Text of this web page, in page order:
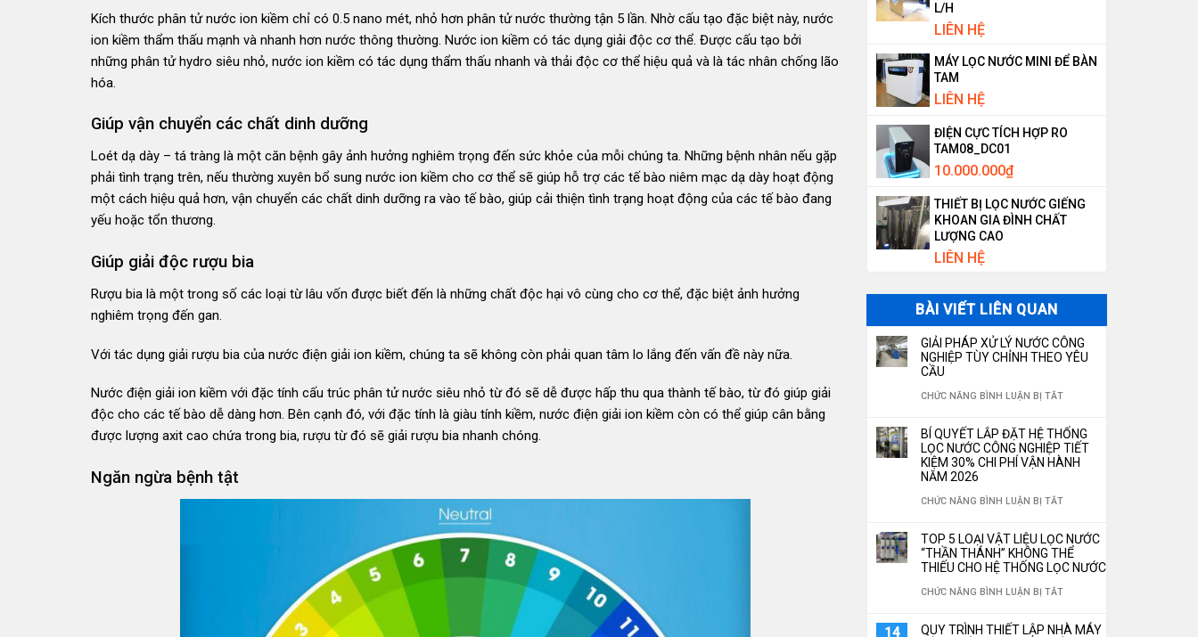
Kích thước phân tử nước ion kiềm chỉ có 0.5 nano mét, nhỏ hơn phân tử nước thường tận 5 lần. Nhờ cấu tạo đặc biệt này, nước
ion kiềm thẩm thấu mạnh và nhanh hơn nước thông thường. Nước ion kiềm có tác dụng giải độc cơ thể. Được cấu tạo bởi
những phân tử hydro siêu nhỏ, nước ion kiềm có tác dụng thẩm thấu nhanh và thải độc cơ thể hiệu quả và là tác nhân chống lão
hóa.
Giúp vận chuyển các chất dinh dưỡng
Loét dạ dày – tá tràng là một căn bệnh gây ảnh hưởng nghiêm trọng đến sức khỏe của mỗi chúng ta. Những bệnh nhân nếu gặp
phải tình trạng trên, nếu thường xuyên bổ sung nước ion kiềm cho cơ thể sẽ giúp hỗ trợ các tế bào niêm mạc dạ dày hoạt động
một cách hiệu quả hơn, vận chuyển các chất dinh dưỡng ra vào tế bào, giúp cải thiện tình trạng hoạt động của các tế bào đang
yếu hoặc tổn thương.
Giúp giải độc rượu bia
Rượu bia là một trong số các loại từ lâu vốn được biết đến là những chất độc hại vô cùng cho cơ thể, đặc biệt ảnh hưởng
nghiêm trọng đến gan.
Với tác dụng giải rượu bia của nước điện giải ion kiềm, chúng ta sẽ không còn phải quan tâm lo lắng đến vấn đề này nữa.
Nước điện giải ion kiềm với đặc tính cấu trúc phân tử nước siêu nhỏ từ đó sẽ dễ được hấp thu qua thành tế bào, từ đó giúp giải
độc cho các tế bào dễ dàng hơn. Bên cạnh đó, với đặc tính là giàu tính kiềm, nước điện giải ion kiềm còn có thể giúp cân bằng
được lượng axit cao chứa trong bia, rượu từ đó sẽ giải rượu bia nhanh chóng.
Ngăn ngừa bệnh tật
L/H
LIÊN HỆ
MÁY LỌC NƯỚC MINI ĐỂ BÀN
TAM
LIÊN HỆ
ĐIỆN CỰC TÍCH HỢP RO
TAM08_DC01
10.000.000₫
THIẾT BỊ LỌC NƯỚC GIẾNG
KHOAN GIA ĐÌNH CHẤT
LƯỢNG CAO
LIÊN HỆ
BÀI VIẾT LIÊN QUAN
GIẢI PHÁP XỬ LÝ NƯỚC CÔNG
NGHIỆP TÙY CHỈNH THEO YÊU
CẦU
CHỨC NĂNG BÌNH LUẬN BỊ TẮTỞ
PHÁP
XỬ
CÔNG
NGHIỆP
TÙY
BÍ QUYẾT LẮP ĐẶT HỆ THỐNG
LỌC NƯỚC CÔNG NGHIỆP TIẾT
KIỆM 30% CHI PHÍ VẬN HÀNH
NĂM 2026
CHỨC NĂNG BÌNH LUẬN BỊ TẮTỞ
QUYẾT
LẮP
HỆ
TOP 5 LOẠI VẬT LIỆU LỌC NƯỚC
“THẦN THÁNH” KHÔNG THỂ
THIẾU CHO HỆ THỐNG LỌC NƯỚC
CHỨC NĂNG BÌNH LUẬN BỊ TẮTỞ
14
QUY TRÌNH THIẾT LẬP NHÀ MÁY